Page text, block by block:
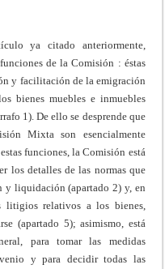
ya citado anteriormente,
de la Comisión : éstas
y facilitación de la emigración
bienes muebles e inmuebles
1). De ello se desprende que
Mixta son esencialmente
funciones, la Comisión está
los detalles de las normas que
y liquidación (apartado 2) y, en
litigios relativos a los bienes,
(apartado 5); asimismo, está
para tomar las medidas
y para decidir todas las